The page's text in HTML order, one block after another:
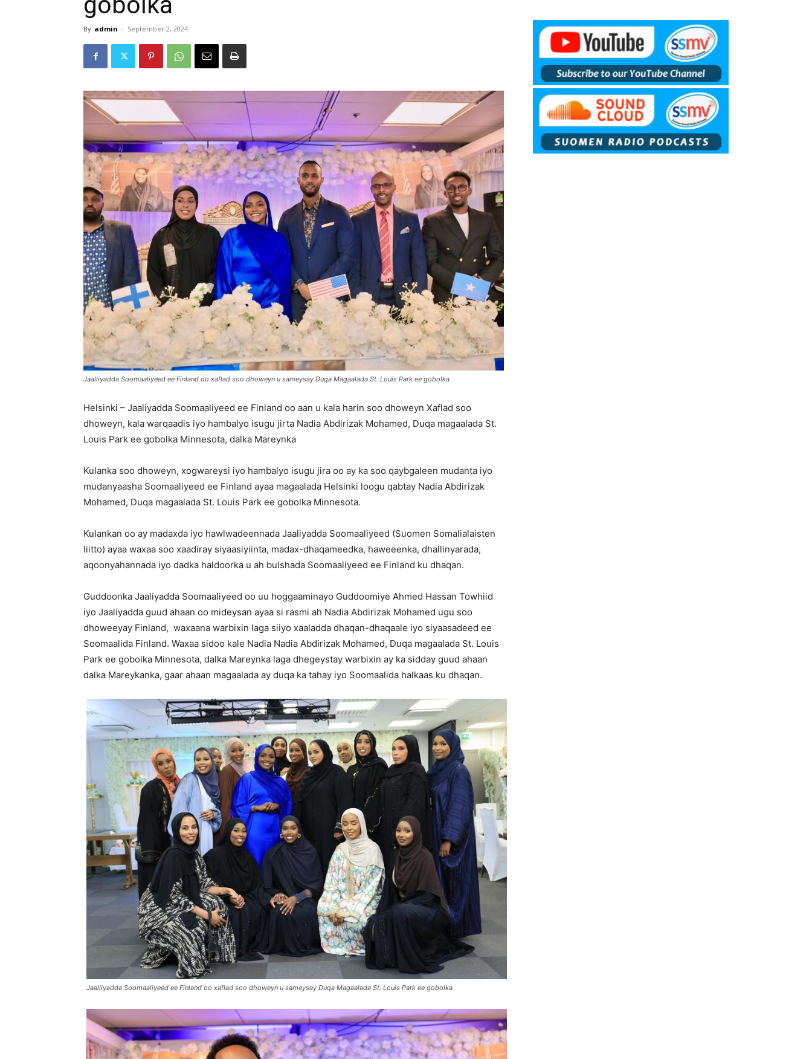
Verkosto
By admin - September 2, 2024
Jaalliyadda Soomaaliyeed ee Finland oo xaflad soo dhoweyn u sameysay Duqa Magaalada St. Louis Park ee gobolka
Helsinki – Jaaliyadda Soomaaliyeed ee Finland oo aan u kala harin soo dhoweyn Xaflad soo
dhoweyn, kala warqaadis iyo hambalyo isugu jirta Nadia Abdirizak Mohamed, Duqa magaalada St.
Louis Park ee gobolka Minnesota, dalka Mareynka
Kulanka soo dhoweyn, xogwareysi iyo hambalyo isugu jira oo ay ka soo qaybgaleen mudanta iyo
mudanyaasha Soomaaliyeed ee Finland ayaa magaalada Helsinki loogu qabtay Nadia Abdirizak
Mohamed, Duqa magaalada St. Louis Park ee gobolka Minnesota.
Kulankan oo ay madaxda iyo hawlwadeennada Jaaliyadda Soomaaliyeed (Suomen Somalialaisten
liitto) ayaa waxaa soo xaadiray siyaasiyiinta, madax-dhaqameedka, haweeenka, dhallinyarada,
aqoonyahannada iyo dadka haldoorka u ah bulshada Soomaaliyeed ee Finland ku dhaqan.
Guddoonka Jaaliyadda Soomaaliyeed oo uu hoggaaminayo Guddoomiye Ahmed Hassan Towhiid
iyo Jaaliyadda guud ahaan oo mideysan ayaa si rasmi ah Nadia Abdirizak Mohamed ugu soo
dhoweeyay Finland, waxaana warbixin laga siiyo xaaladda dhaqan-dhaqaale iyo siyaasadeed ee
Soomaalida Finland. Waxaa sidoo kale Nadia Nadia Abdirizak Mohamed, Duqa magaalada St. Louis
Park ee gobolka Minnesota, dalka Mareynka laga dhegeystay warbixin ay ka sidday guud ahaan
dalka Mareykanka, gaar ahaan magaalada ay duqa ka tahay iyo Soomaalida halkaas ku dhaqan.
Jaalliyadda Soomaaliyeed ee Finland oo xaflad soo dhoweyn u sameysay Duqa Magaalada St. Louis Park ee gobolka